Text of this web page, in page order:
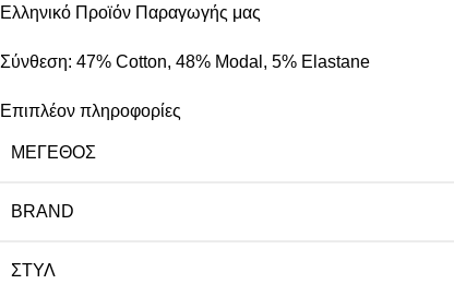
Ελληνικό Προϊόν Παραγωγής μας
Σύνθεση: 47% Cotton, 48% Modal, 5% Elastane
Επιπλέον πληροφορίες
ΜΈΓΕΘΟΣ
BRAND
ΣΤΥΛ